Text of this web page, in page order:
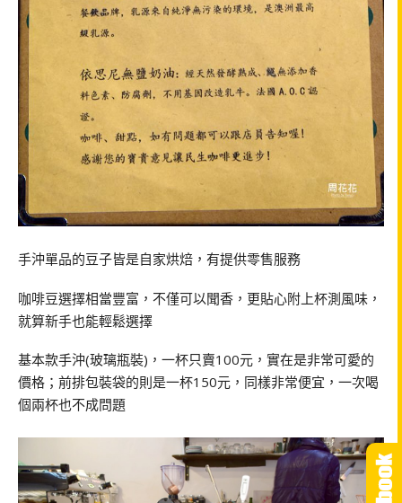
手沖單品的豆子皆是自家烘焙，有提供零售服務
咖啡豆選擇相當豐富，不僅可以聞香，更貼心附上杯測風味，
就算新手也能輕鬆選擇
基本款手沖(玻璃瓶裝)，一杯只賣100元，實在是非常可愛的
價格；前排包裝袋的則是一杯150元，同樣非常便宜，一次喝
個兩杯也不成問題